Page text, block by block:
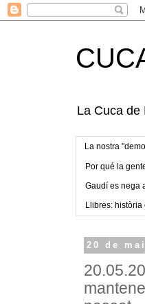
La Cuca de
La nostra
Por qué la
Gaudí es nega
Llibres:
20 de